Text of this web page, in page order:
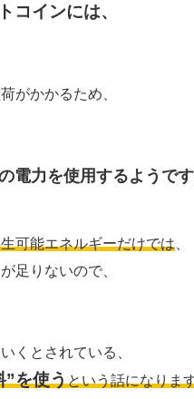
コインには、
がかかるため、
電力を使用するようです
可能エネルギーだけでは
足りないので、
くとされている、
”を使うという話になりま